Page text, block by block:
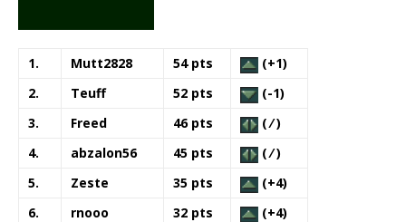
1. Mutt2828 54 pts
(+1)
2.
Teuff 52 pts
(-1)
3.
Freed 46 pts
( ⁄ )
4.
abzalon56 45 pts
( ⁄ )
5.
Zeste 35 pts
(+4)
6.
rnooo 32 pts
(+4)